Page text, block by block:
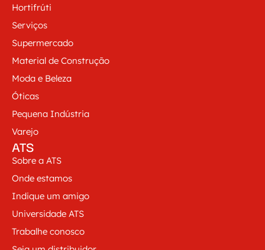
Hortifrúti
Serviços
Supermercado
Material de Construção
Moda e Beleza
Óticas
Pequena Indústria
Varejo
ATS
Sobre a ATS
Onde estamos
Indique um amigo
Universidade ATS
Trabalhe conosco